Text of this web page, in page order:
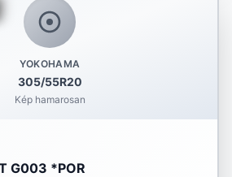
YOKOHAMA
305/55R20
Kép hamarosan
G003 *POR